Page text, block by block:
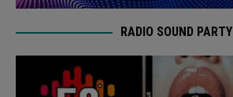
RADIO SOUND PARTY